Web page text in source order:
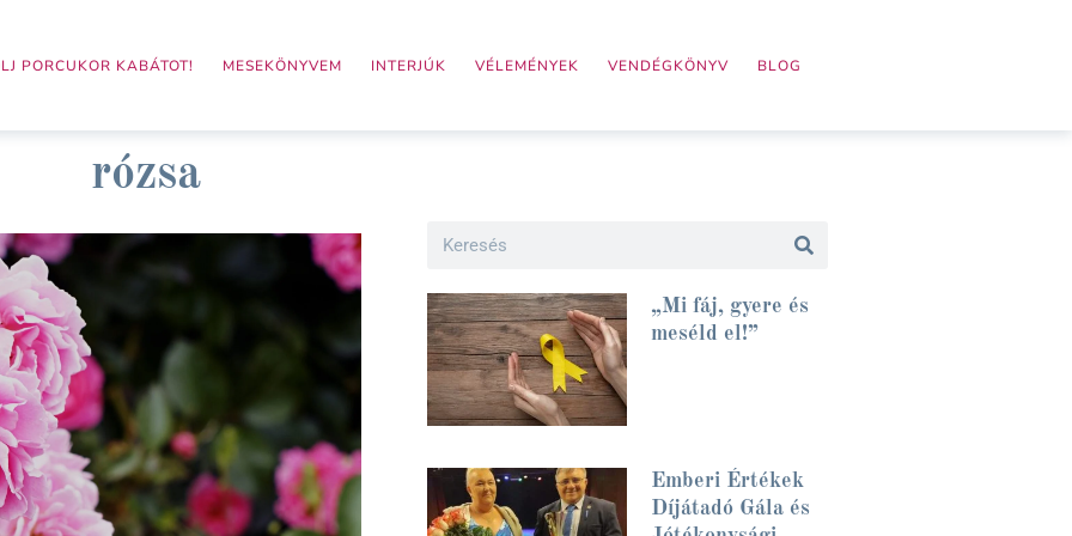
PORCUKOR KABÁTOT! MESEKÖNYVEM INTERJÚK VÉLEMÉNYEK VENDÉGKÖNYV BLOG
rózsa
Search
„Mi fáj, gyere és
meséld el!”
Emberi Értékek
Díjátadó Gála és